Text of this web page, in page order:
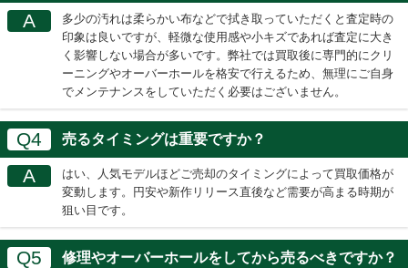
A
多少の汚れは柔らかい布などで拭き取っていただくと査定時の
印象は良いですが、軽微な使用感や小キズであれば査定に大き
く影響しない場合が多いです。弊社では買取後に専門的にクリ
ーニングやオーバーホールを格安で行えるため、無理にご自身
でメンテナンスをしていただく必要はございません。
Q4 売るタイミングは重要ですか？
A
はい、人気モデルほどご売却のタイミングによって買取価格が
変動します。円安や新作リリース直後など需要が高まる時期が
狙い目です。
Q5 修理やオーバーホールをしてから売るべきですか？